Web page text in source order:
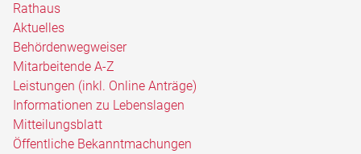
Rathaus
Aktuelles
Behördenwegweiser
Mitarbeitende A-Z
Leistungen (inkl. Online Anträge)
Informationen zu Lebenslagen
Mitteilungsblatt
Öffentliche Bekanntmachungen